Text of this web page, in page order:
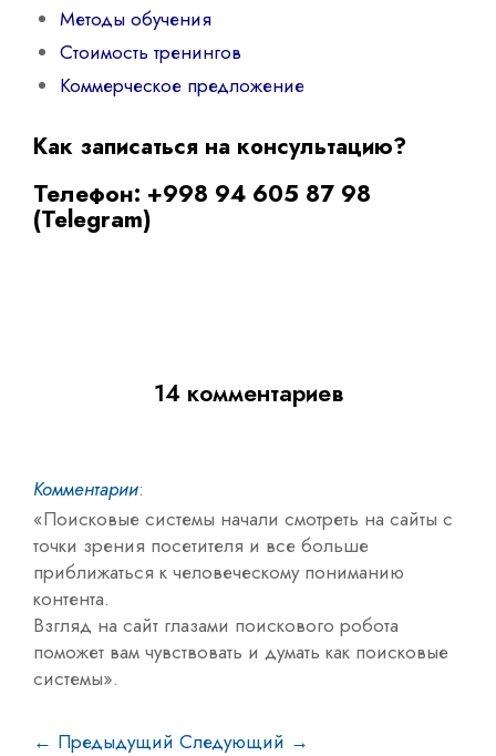
Методы обучения
Стоимость тренингов
Коммерческое предложение
Как записаться на консультацию?
Телефон: +998 94 605 87 98
(Telegram)
14 комментариев
Комментарии:
«Поисковые системы начали смотреть на сайты с
точки зрения посетителя и все больше
приближаться к человеческому пониманию
контента.
Взгляд на сайт глазами поискового робота
поможет вам чувствовать и думать как поисковые
системы».
← Предыдущий Следующий →